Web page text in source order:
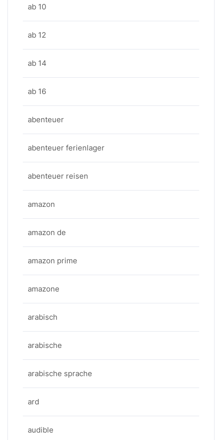
ab 10
ab 12
ab 14
ab 16
abenteuer
abenteuer ferienlager
abenteuer reisen
amazon
amazon de
amazon prime
amazone
arabisch
arabische
arabische sprache
ard
audible